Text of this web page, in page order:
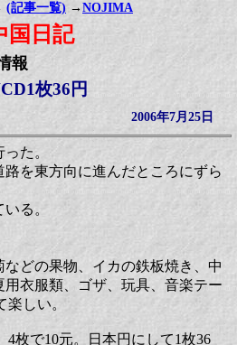
(記事一覧) →NOJIMA
国日記
報
枚36円
2006年7月25日
た。
を東方向に進んだところにずら
る。
どの果物、イカの鉄板焼き、中
衣服類、ゴザ、玩具、音楽テー
楽しい。
枚で10元。日本円にして1枚36